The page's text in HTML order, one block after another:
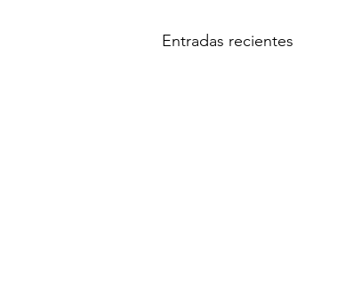
Entradas recientes